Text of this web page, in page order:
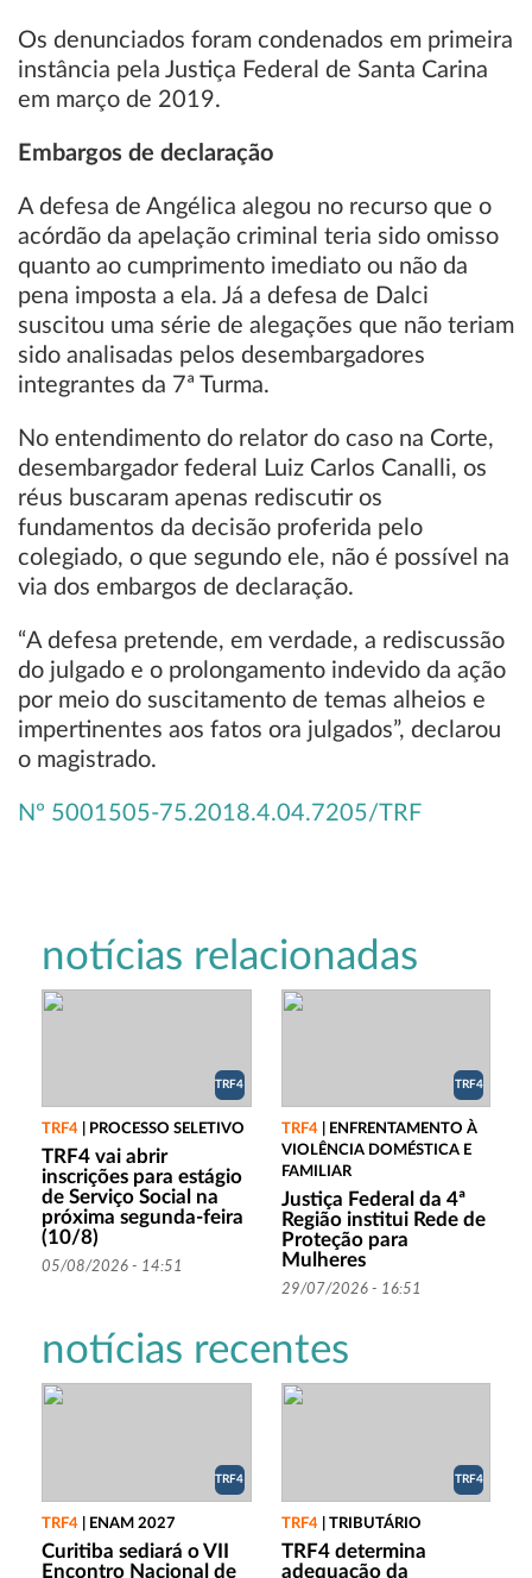
Os denunciados foram condenados em primeira
instância pela Justiça Federal de Santa Carina
em março de 2019.
Embargos de declaração
A defesa de Angélica alegou no recurso que o
acórdão da apelação criminal teria sido omisso
quanto ao cumprimento imediato ou não da
pena imposta a ela. Já a defesa de Dalci
suscitou uma série de alegações que não teriam
sido analisadas pelos desembargadores
integrantes da 7ª Turma.
No entendimento do relator do caso na Corte,
desembargador federal Luiz Carlos Canalli, os
réus buscaram apenas rediscutir os
fundamentos da decisão proferida pelo
colegiado, o que segundo ele, não é possível na
via dos embargos de declaração.
“A defesa pretende, em verdade, a rediscussão
do julgado e o prolongamento indevido da ação
por meio do suscitamento de temas alheios e
impertinentes aos fatos ora julgados”, declarou
o magistrado.
Nº 5001505-75.2018.4.04.7205/TRF
notícias relacionadas
TRF4
TRF4 PROCESSO SELETIVO
TRF4 vai abrir
inscrições para estágio
de Serviço Social na
próxima segunda-feira
(10/8)
05/08/2026 - 14:51
TRF4
TRF4|
ENFRENTAMENTO À
VIOLÊNCIA DOMÉSTICA E
FAMILIAR
Justiça Federal da 4ª
Região institui Rede de
Proteção para
Mulheres
29/07/2026 - 16:51
notícias recentes
TRF4
TRF4 ENAM 2027
Curitiba sediará o VII
Encontro Nacional de
TRF4
TRF4| TRIBUTÁRIO
TRF4 determina
adequação da